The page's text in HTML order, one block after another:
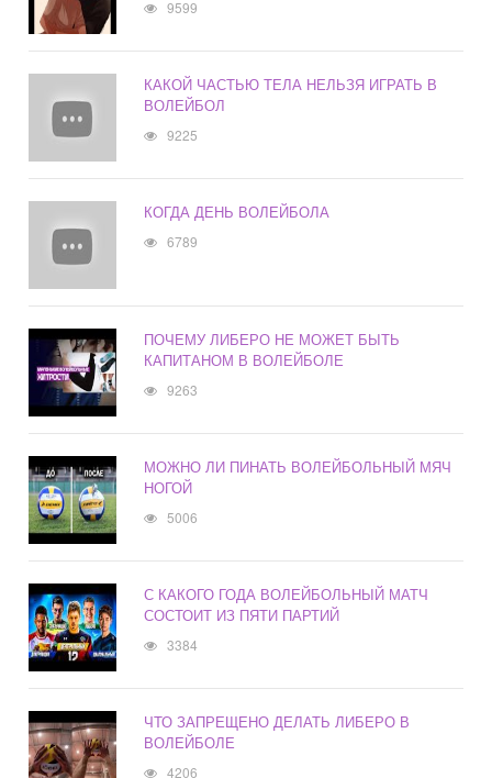
9599
КАКОЙ ЧАСТЬЮ ТЕЛА НЕЛЬЗЯ ИГРАТЬ В
ВОЛЕЙБОЛ
9225
КОГДА ДЕНЬ ВОЛЕЙБОЛА
6789
ПОЧЕМУ ЛИБЕРО НЕ МОЖЕТ БЫТЬ
КАПИТАНОМ В ВОЛЕЙБОЛЕ
9263
МОЖНО ЛИ ПИНАТЬ ВОЛЕЙБОЛЬНЫЙ МЯЧ
НОГОЙ
5006
С КАКОГО ГОДА ВОЛЕЙБОЛЬНЫЙ МАТЧ
СОСТОИТ ИЗ ПЯТИ ПАРТИЙ
3384
ЧТО ЗАПРЕЩЕНО ДЕЛАТЬ ЛИБЕРО В
ВОЛЕЙБОЛЕ
4206